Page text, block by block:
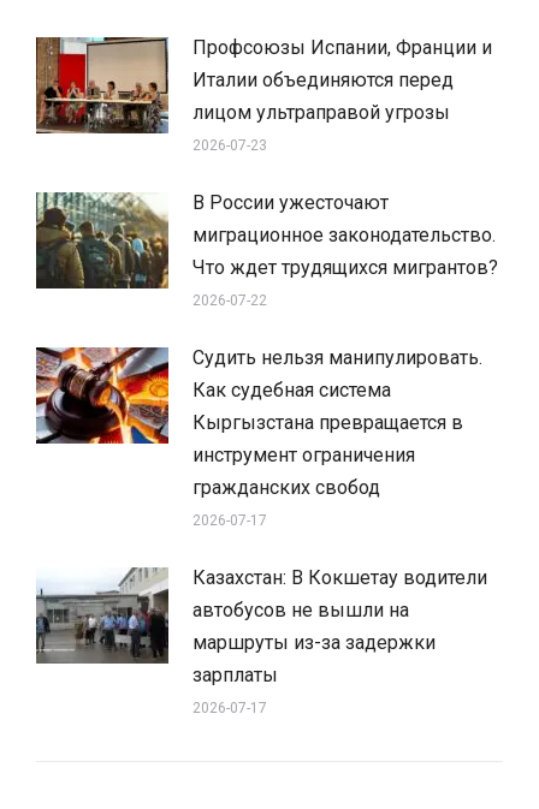
Профсоюзы Испании, Франции и
Италии объединяются перед
лицом ультраправой угрозы
2026-07-23
В России ужесточают
миграционное законодательство.
Что ждет трудящихся мигрантов?
2026-07-22
Судить нельзя манипулировать.
Как судебная система
Кыргызстана превращается в
инструмент ограничения
гражданских свобод
2026-07-17
Казахстан: В Кокшетау водители
автобусов не вышли на
маршруты из-за задержки
зарплаты
2026-07-17